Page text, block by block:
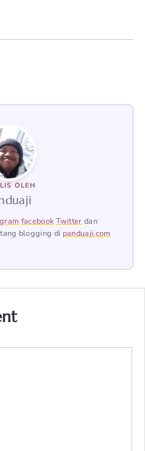
OLEH
facebook Twitter dan
blogging di panduaji.com